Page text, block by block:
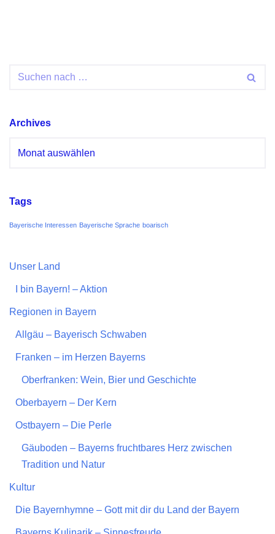
Archives
Tags
Bayerische Interessen Bayerische Sprache boarisch
Unser Land
I bin Bayern! – Aktion
Regionen in Bayern
Allgäu – Bayerisch Schwaben
Franken – im Herzen Bayerns
Oberfranken: Wein, Bier und Geschichte
Oberbayern – Der Kern
Ostbayern – Die Perle
Gäuboden – Bayerns fruchtbares Herz zwischen
Tradition und Natur
Kultur
Die Bayernhymne – Gott mit dir du Land der Bayern